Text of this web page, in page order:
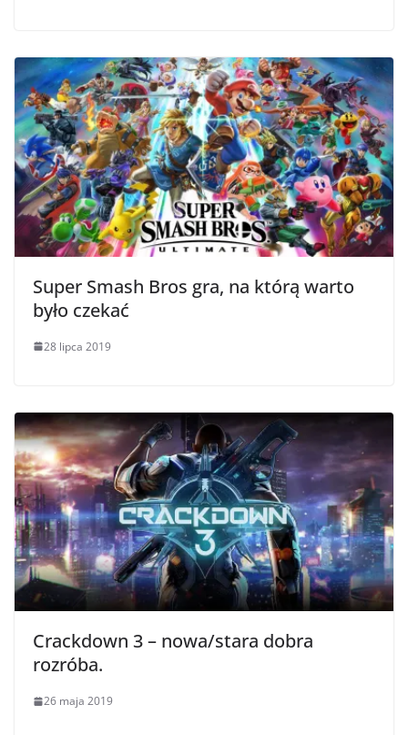
Super Smash Bros gra, na którą warto
było czekać
28 lipca 2019
Crackdown 3 – nowa/stara dobra
rozróba.
26 maja 2019